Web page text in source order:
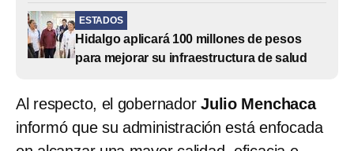
ESTADOS
Hidalgo aplicará 100 millones de pesos
para mejorar su infraestructura de salud
Al respecto, el gobernador Julio Menchaca
informó que su administración está enfocada